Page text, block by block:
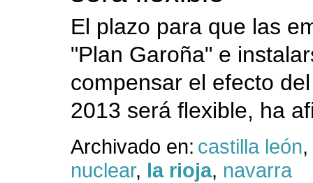
El plazo para que las
"Plan Garoña" e
compensar el efecto
2013 será flexible, ha
Archivado en: castilla león,
nuclear, la rioja, navarra